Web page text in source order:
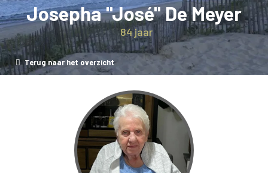
Josepha "José" De Meyer
84 jaar
Terug naar het overzicht